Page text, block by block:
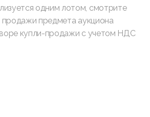
одним лотом, смотрите
продажи предмета аукциона
купли-продажи с учетом НДС